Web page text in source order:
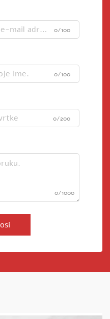
0/100
0/100
0/200
0/1000